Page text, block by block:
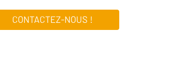
CONTACTEZ-NOUS !